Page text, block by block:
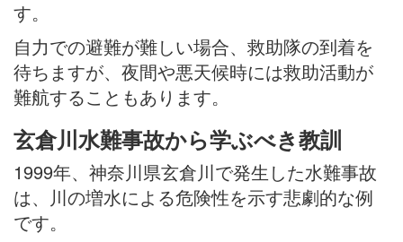
す。
自力での避難が難しい場合、救助隊の到着を
待ちますが、夜間や悪天候時には救助活動が
難航することもあります。
玄倉川水難事故から学ぶべき教訓
1999年、神奈川県玄倉川で発生した水難事故
は、川の増水による危険性を示す悲劇的な例
です。